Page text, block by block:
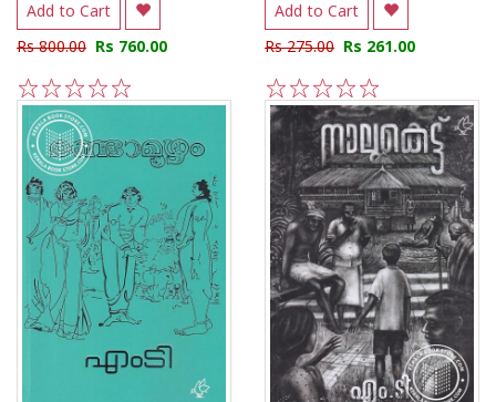
Add to Cart
Rs 800.00 Rs 760.00
5
4
3
2
1
Add to Cart
Rs 275.00 Rs 261.00
5
4
3
2
1